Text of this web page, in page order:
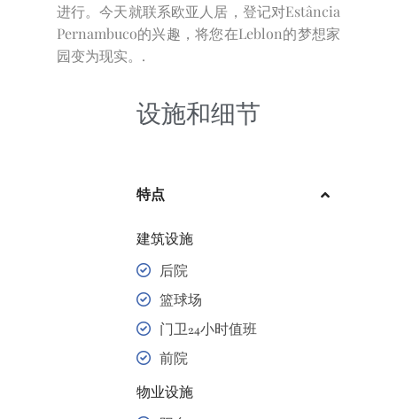
进行。今天就联系欧亚人居，登记对Estância
Pernambuco的兴趣，将您在Leblon的梦想家
园变为现实。.
设施和细节
特点
建筑设施
后院
篮球场
门卫24小时值班
前院
物业设施